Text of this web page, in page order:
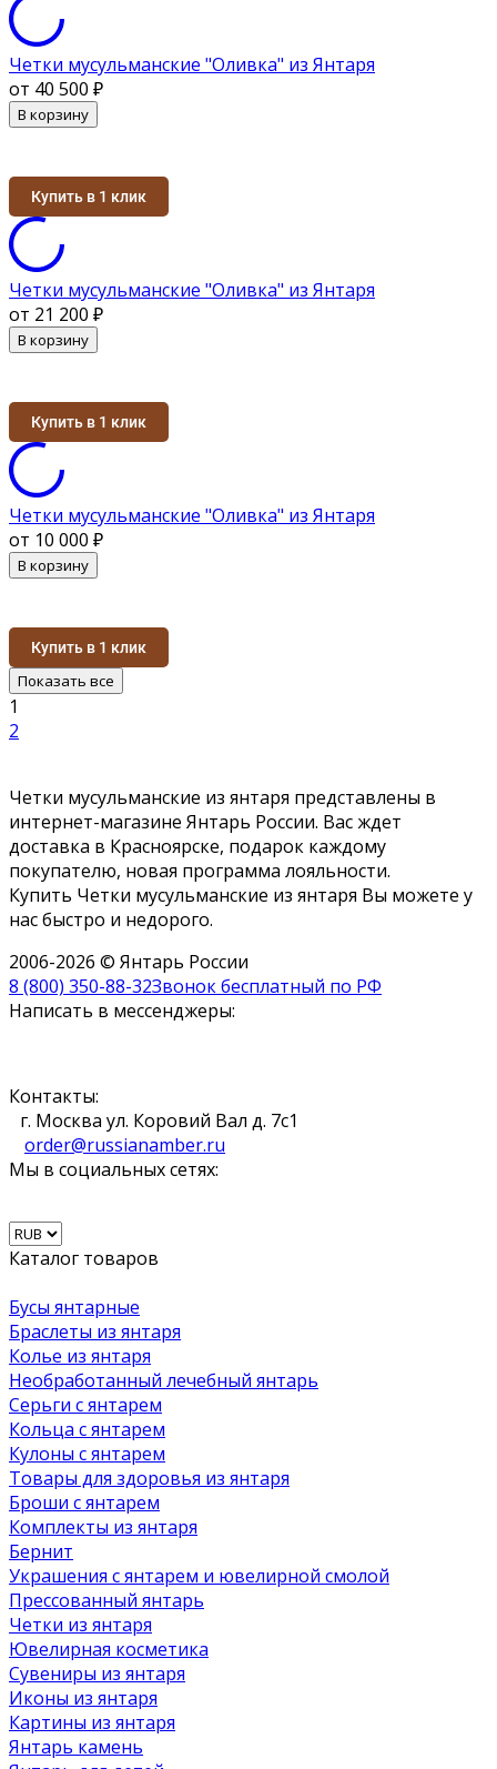
Четки мусульманские "Оливка" из Янтаря
от 40 500 ₽
В корзину
Купить в 1 клик
Четки мусульманские "Оливка" из Янтаря
от 21 200 ₽
В корзину
Купить в 1 клик
Четки мусульманские "Оливка" из Янтаря
от 10 000 ₽
В корзину
Купить в 1 клик
Показать все
1
2
Четки мусульманские из янтаря представлены в
интернет-магазине Янтарь России. Вас ждет
доставка в Красноярске, подарок каждому
покупателю, новая программа лояльности.
Купить Четки мусульманские из янтаря Вы можете у
нас быстро и недорого.
2006-2026 © Янтарь России
8 (800) 350-88-32Звонок бесплатный по РФ
Написать в мессенджеры:
Контакты:
г. Москва ул. Коровий Вал д. 7с1
order@russianamber.ru
Мы в социальных сетях:
Каталог товаров
Бусы янтарные
Браслеты из янтаря
Колье из янтаря
Необработанный лечебный янтарь
Серьги с янтарем
Кольца с янтарем
Кулоны с янтарем
Товары для здоровья из янтаря
Броши с янтарем
Комплекты из янтаря
Бернит
Украшения с янтарем и ювелирной смолой
Прессованный янтарь
Четки из янтаря
Ювелирная косметика
Сувениры из янтаря
Иконы из янтаря
Картины из янтаря
Янтарь камень